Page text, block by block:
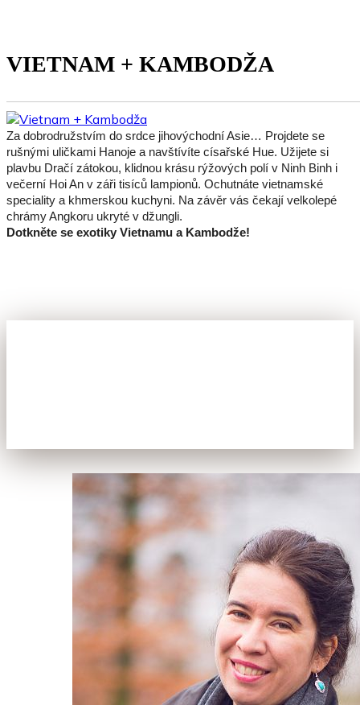
VIETNAM + KAMBODŽA
Za dobrodružstvím do srdce jihovýchodní Asie… Projdete se
rušnými uličkami Hanoje a navštívíte císařské Hue. Užijete si
plavbu Dračí zátokou, klidnou krásu rýžových polí v Ninh Binh i
večerní Hoi An v záři tisíců lampionů. Ochutnáte vietnamské
speciality a khmerskou kuchyni. Na závěr vás čekají velkolepé
chrámy Angkoru ukryté v džungli.
Dotkněte se exotiky Vietnamu a Kambodže!